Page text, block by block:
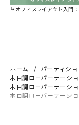
オフィスレイアウト入門：レイアウトの
ホーム
パーティシ
木目調ローパーテーシ
木目調ローパーテーシ
木目調ローパーテーシ